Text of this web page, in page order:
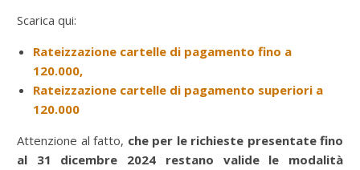
Scarica qui:
Rateizzazione cartelle di pagamento fino a
120.000,
Rateizzazione cartelle di pagamento superiori a
120.000
Attenzione al fatto, che per le richieste presentate fino
al 31 dicembre 2024 restano valide le modalità